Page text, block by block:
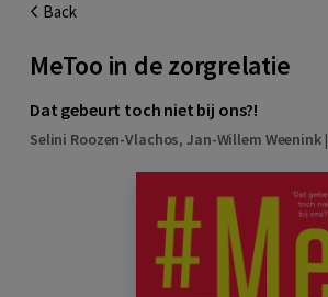
Back
MeToo in de zorgrelatie
Dat gebeurt toch niet bij ons?!
Selini Roozen-Vlachos,Jan-Willem Weenink|